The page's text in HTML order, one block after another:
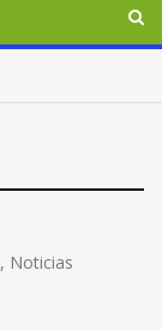
, Noticias